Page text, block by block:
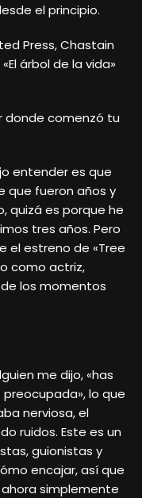
el principio.
Press, Chastain
árbol de la vida»
donde comenzó tu
entender es que
que fueron años y
quizá es porque he
tres años. Pero
el estreno de «Tree
como actriz,
los momentos
me dijo, «has
lo que
nerviosa, el
ruidos. Este es un
guionistas y
encajar, así que
simplemente